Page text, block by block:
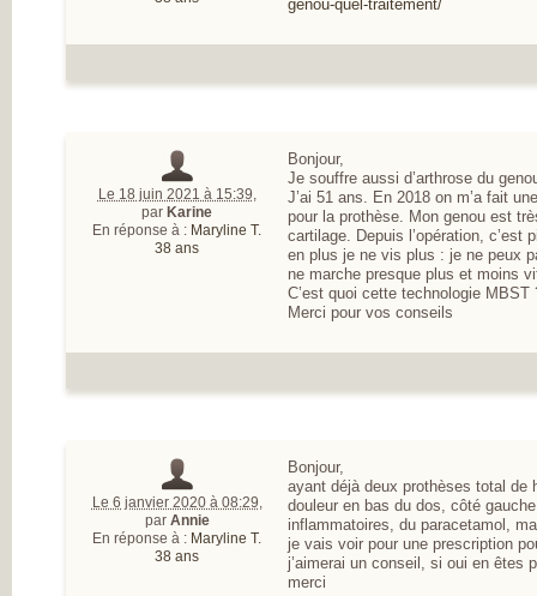
genou-quel-traitement/
Le 18 juin 2021 à 15:39
par Karine
En réponse à : Maryline T.
38 ans
Bonjour,
Je souffre aussi d’arthrose du
J’ai 51 ans. En 2018 on m’a fait
pour la prothèse. Mon genou est
cartilage. Depuis l’opération, c’est
en plus je ne vis plus : je ne peux
ne marche presque plus et moins
C’est quoi cette technologie MBST
Merci pour vos conseils
Le 6 janvier 2020 à 08:29
par Annie
En réponse à : Maryline T.
38 ans
Bonjour,
ayant déjà deux prothèses total de
douleur en bas du dos, côté
inflammatoires, du paracetamol,
je vais voir pour une prescription
j’aimerai un conseil, si oui en êtes
merci